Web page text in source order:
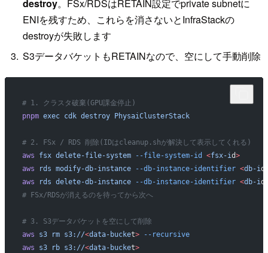
destroy。FSx/RDSはRETAIN設定でprivate subnetに
ENIを残すため、これらを消さないとInfraStackの
destroyが失敗します
S3データバケットもRETAINなので、空にして手動削除
# 1. クラスタ破棄(GPU課金停止)
pnpm exec cdk destroy PhysaiClusterStack
# 2. FSx / RDS 削除(IDはcleanup.shが解決して表示してくれる)
aws fsx delete-file-system --file-system-id <fsx-id>
aws rds modify-db-instance --db-instance-identifier <db-id
aws rds delete-db-instance --db-instance-identifier <db-id
# FSx/RDSが消えるのを待ってから次へ
# 3. S3データバケットを空にして削除
aws s3 rm s3://<data-bucket> --recursive
aws s3 rb s3://<data-bucket>